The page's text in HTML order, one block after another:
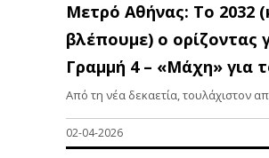
Μετρό Αθήνας: Το 2032
βλέπουμε) ο ορίζοντας
Γραμμή 4 – «Μάχη» για
Από τη νέα δεκαετία, τουλάχιστον
02-04-2026